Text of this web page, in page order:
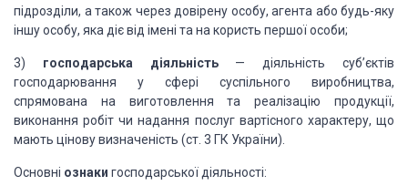
підрозділи, а також через довірену особу, агента або будь-яку
іншу особу, яка діє від імені та на користь першої особи;
3) господарська діяльність— діяльність суб’єктів
господарювання у сфері суспільного виробництва,
спрямована на виготовлення та реалізацію продукції,
виконання робіт чи надання послуг вартісного характеру, що
мають ціновувизначеність (ст. 3 ГК України).
Основні ознаки господарської діяльності: